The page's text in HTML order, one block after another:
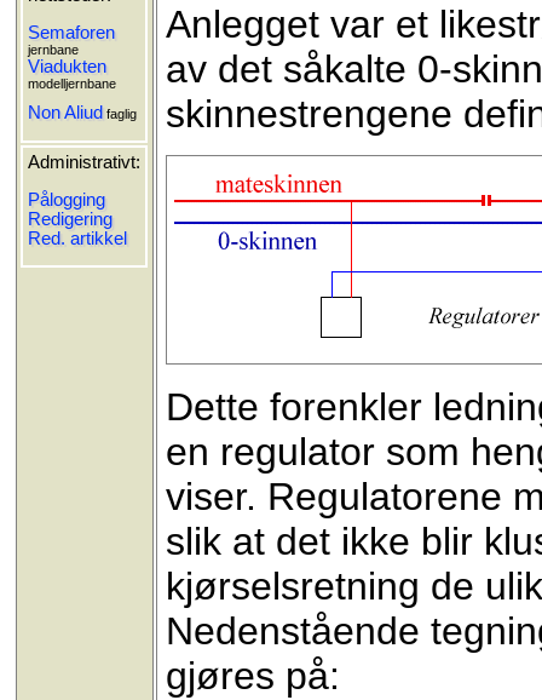
Semaforen
jernbane
Viadukten
modelljernbane
Non Aliud faglig
Administrativt:
Pålogging
Redigering
Red. artikkel
Anlegget var et
av det såkalte 0-
skinnestrengene
Dette forenkler
en regulator som
viser. Regulatorene
slik at det ikke blir
kjørselsretning de
Nedenstående
gjøres på: